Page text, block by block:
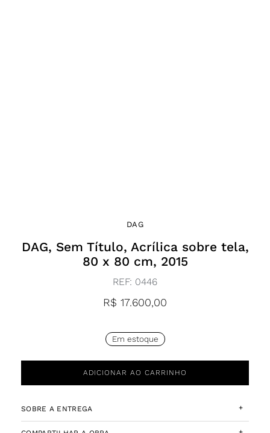
DAG
DAG, Sem Título, Acrílica sobre tela,
80 x 80 cm, 2015
REF: 0446
R$ 17.600,00
Em estoque
ADICIONAR AO CARRINHO
SOBRE A ENTREGA +